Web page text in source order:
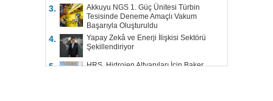
3.
Akkuyu NGS 1. Güç Ünitesi Türbin
Tesisinde Deneme Amaçlı Vakum
Başarıyla Oluşturuldu
4.
Yapay Zekâ ve Enerji İlişkisi Sektörü
Şekillendiriyor
5.
HRS, Hidrojen Altyapıları İçin Baker